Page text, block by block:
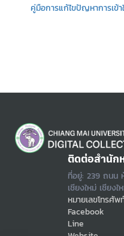
คู่มือการแก้ไขปัญหาการเข้
ติดต่อสำนัก
ที่อยู่: 239 ถนน
เชียงใหม่ เชียง
หมายเลขโ
Facebook
Line